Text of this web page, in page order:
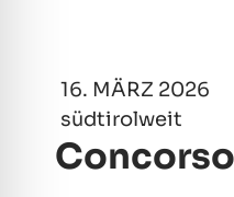
16. MÄRZ 2026
südtirolweit